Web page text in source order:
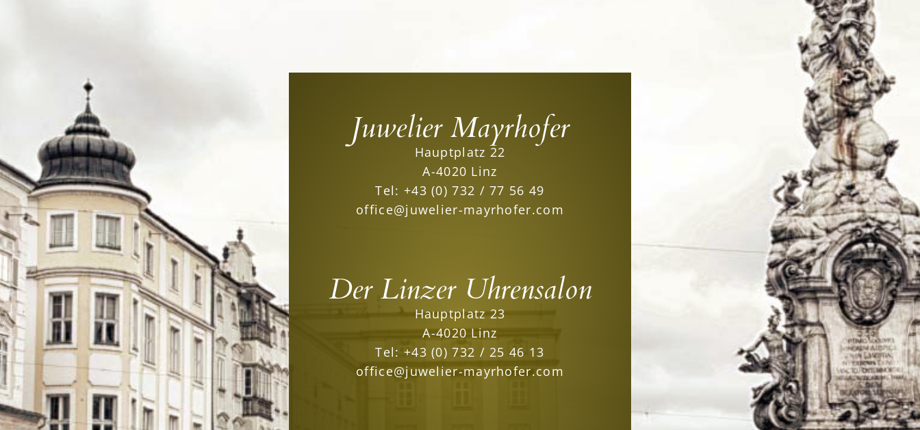
Juwelier Mayrhofer
Hauptplatz 22
A-4020 Linz
Tel: +43 (0) 732 / 77 56 49
office@juwelier-mayrhofer.com
Der Linzer Uhrensalon
Hauptplatz 23
A-4020 Linz
Tel: +43 (0) 732 / 25 46 13
office@juwelier-mayrhofer.com